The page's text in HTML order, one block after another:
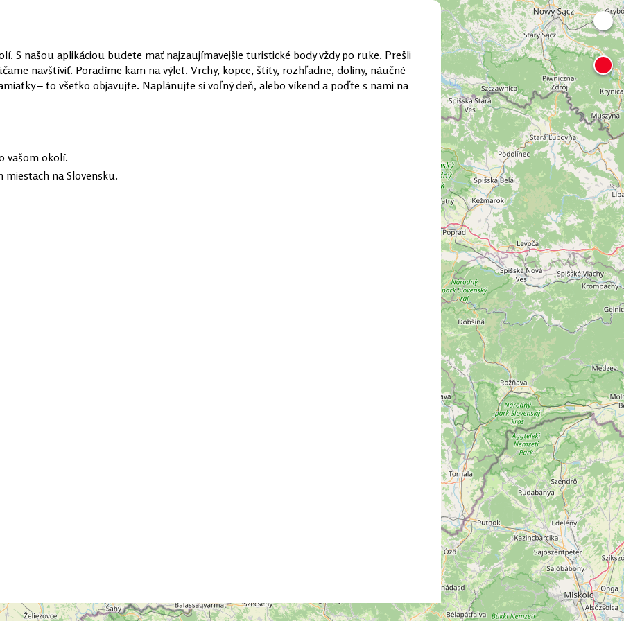
S našou aplikáciou budete mať najzaujímavejšie turistické body vždy po ruke. Prešli
navštíviť. Poradíme kam na výlet. Vrchy, kopce, štíty, rozhľadne, doliny, náučné
– to všetko objavujte. Naplánujte si voľný deň, alebo víkend a poďte s nami na
vašom okolí.
miestach na Slovensku.